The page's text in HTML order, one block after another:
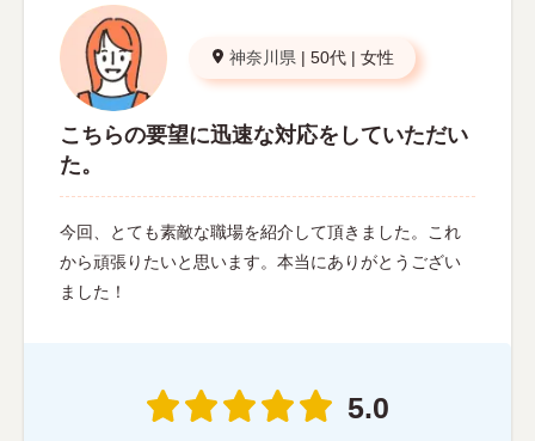
神奈川県 | 50代 | 女性
こちらの要望に迅速な対応をしていただい
た。
今回、とても素敵な職場を紹介して頂きました。これ
から頑張りたいと思います。本当にありがとうござい
ました！
5.0